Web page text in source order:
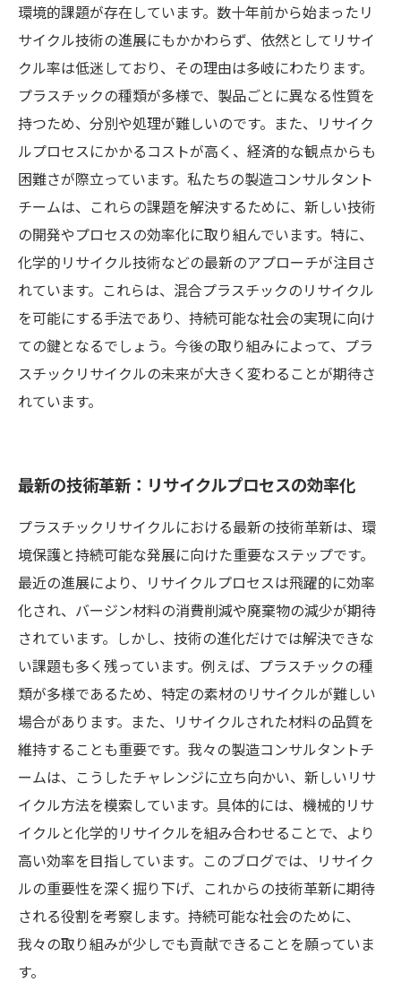
環境的課題が存在しています。数十年前から始まったリ
サイクル技術の進展にもかかわらず、依然としてリサイ
クル率は低迷しており、その理由は多岐にわたります。
プラスチックの種類が多様で、製品ごとに異なる性質を
持つため、分別や処理が難しいのです。また、リサイク
ルプロセスにかかるコストが高く、経済的な観点からも
困難さが際立っています。私たちの製造コンサルタント
チームは、これらの課題を解決するために、新しい技術
の開発やプロセスの効率化に取り組んでいます。特に、
化学的リサイクル技術などの最新のアプローチが注目さ
れています。これらは、混合プラスチックのリサイクル
を可能にする手法であり、持続可能な社会の実現に向け
ての鍵となるでしょう。今後の取り組みによって、プラ
スチックリサイクルの未来が大きく変わることが期待さ
れています。
最新の技術革新：リサイクルプロセスの効率化
プラスチックリサイクルにおける最新の技術革新は、環
境保護と持続可能な発展に向けた重要なステップです。
最近の進展により、リサイクルプロセスは飛躍的に効率
化され、バージン材料の消費削減や廃棄物の減少が期待
されています。しかし、技術の進化だけでは解決できな
い課題も多く残っています。例えば、プラスチックの種
類が多様であるため、特定の素材のリサイクルが難しい
場合があります。また、リサイクルされた材料の品質を
維持することも重要です。我々の製造コンサルタントチ
ームは、こうしたチャレンジに立ち向かい、新しいリサ
イクル方法を模索しています。具体的には、機械的リサ
イクルと化学的リサイクルを組み合わせることで、より
高い効率を目指しています。このブログでは、リサイク
ルの重要性を深く掘り下げ、これからの技術革新に期待
される役割を考察します。持続可能な社会のために、
我々の取り組みが少しでも貢献できることを願っていま
す。